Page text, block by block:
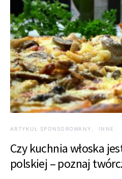
ARTYKUŁ SPONSOROWANY INNE
Czy kuchnia włoska
polskiej – poznaj